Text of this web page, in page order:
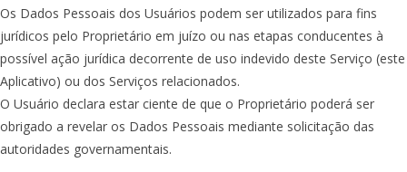
Os Dados Pessoais dos Usuários podem ser utilizados para fins
jurídicos pelo Proprietário em juízo ou nas etapas conducentes à
possível ação jurídica decorrente de uso indevido deste Serviço (este
Aplicativo) ou dos Serviços relacionados.
O Usuário declara estar ciente de que o Proprietário poderá ser
obrigado a revelar os Dados Pessoais mediante solicitação das
autoridades governamentais.